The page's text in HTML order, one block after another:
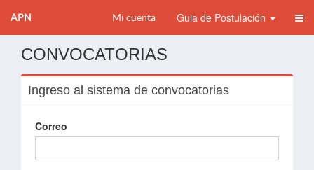
APN Mi cuenta Guia de Postulación
CONVOCATORIAS
Ingreso al sistema de convocatorias
Correo